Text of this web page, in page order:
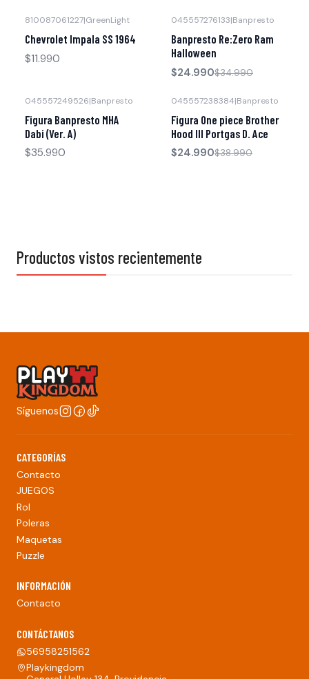
810087061227|GreenLight
Chevrolet Impala SS 1964
$11.990
045557276133|Banpresto
Banpresto Re:Zero Ram
Halloween
$24.990$34.990
045557249526|Banpresto
Figura Banpresto MHA
Dabi (Ver. A)
$35.990
Agotado
045557238384|Banpresto
Figura One piece Brother
Hood III Portgas D. Ace
$24.990$38.990
Productos vistos recientemente
Síguenos
CATEGORÍAS
Contacto
JUEGOS
Rol
Poleras
Maquetas
Puzzle
INFORMACIÓN
Contacto
CONTÁCTANOS
56958251562
Playkingdom